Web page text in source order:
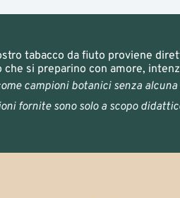
tabacco da fiuto proviene
si preparino con amore,
campioni botanici senza
fornite sono solo a scopo